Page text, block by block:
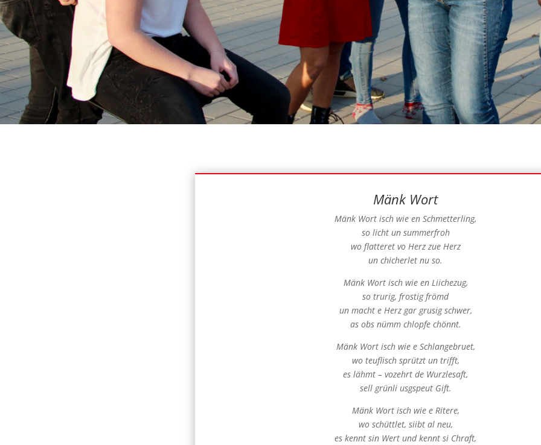
Mänk Wort
Mänk Wort isch wie en Schmetterling,
so licht un summerfroh
wo flatteret vo Herz zue Herz
un chicherlet nu so.
Mänk Wort isch wie en Liichezug,
so trurig, frostig frömd
un macht e Herz gar grusig schwer,
as obs nümm chlopfe chönnt.
Mänk Wort isch wie e Schlangebruet,
wo teuflisch sprützt un trifft,
es lähmt – vozehrt de Wurzlesaft,
sell grünli usgspeut Gift.
Mänk Wort isch wie e Ritere,
wo schüttlet, siibt al neu,
es kennt sin Wert und kennt si Chraft,